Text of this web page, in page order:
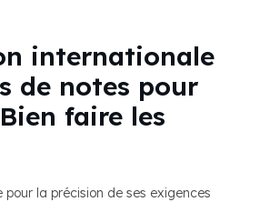
internationale
de notes pour
faire les
pour la précision de ses exigences